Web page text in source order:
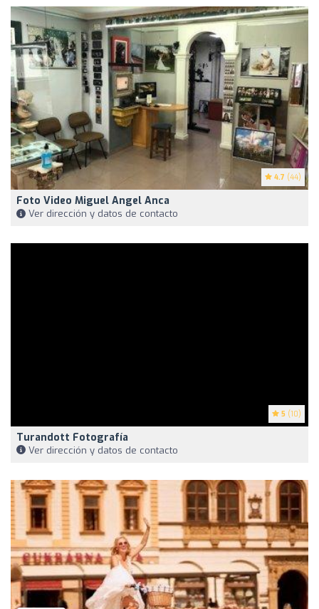
4.7 (44)
Foto Video Miguel Angel Anca
Ver dirección y datos de contacto
5 (10)
Turandott Fotografía
Ver dirección y datos de contacto